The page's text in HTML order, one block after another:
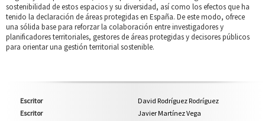
sostenibilidad de estos espacios y su diversidad, así como los efectos que ha
tenido la declaración de áreas protegidas en España. De este modo, ofrece
una sólida base para reforzar la colaboración entre investigadores y
planificadores territoriales, gestores de áreas protegidas y decisores públicos
para orientar una gestión territorial sostenible.
Escritor
David Rodríguez Rodríguez
Escritor
Javier Martínez Vega